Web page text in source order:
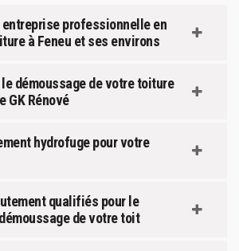
entreprise professionnelle en
à Feneu et ses environs
démoussage de votre toiture
GK Rénové
hydrofuge pour votre
qualifiés pour le
de votre toit